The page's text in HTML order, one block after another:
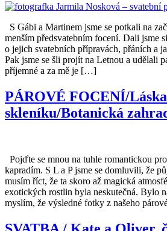
S Gábi a Martinem jsme se potkali na
menším předsvatebním focení. Dali jsme
o jejich svatebních přípravách, přáních a
Pak jsme se šli projít na Letnou a udělali
příjemné a za mě je […]
PÁROVÉ FOCENÍ/
skleníku/Botanická
Pojďte se mnou na tuhle romantickou
kapradím. S L a P jsme se domluvili, že
musím říct, že ta skoro až magická
exotických rostlin byla neskutečná. Bylo
myslím, že výsledné fotky z našeho